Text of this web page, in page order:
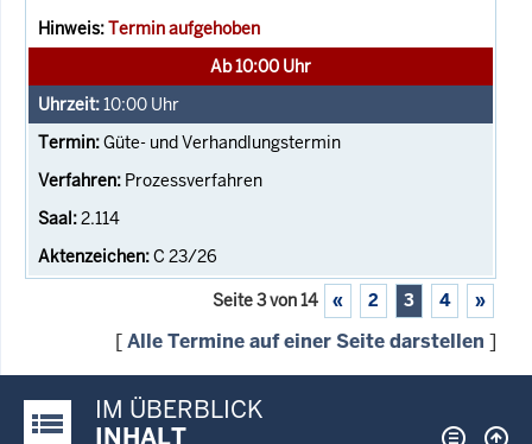
Termin aufgehoben
Ab 10:00 Uhr
10:00 Uhr
Güte- und Verhandlungstermin
Prozessverfahren
2.114
C 23/26
Seite 3 von 14 « 2 3 4 »
[Alle Termine auf einer Seite darstellen ]
Justiz-Portal im Überblick:
IM ÜBERBLICK
INHALT